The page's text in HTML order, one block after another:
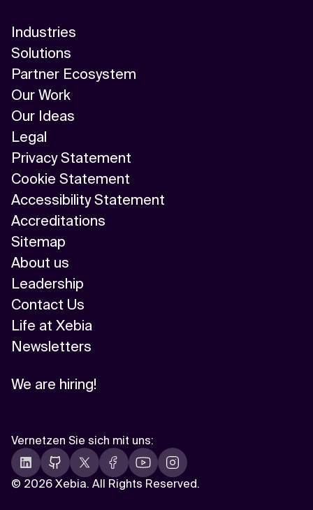
Industries
Solutions
Partner Ecosystem
Our Work
Our Ideas
Legal
Privacy Statement
Cookie Statement
Accessibility Statement
Accreditations
Sitemap
About us
Leadership
Contact Us
Life at Xebia
Newsletters
We are hiring!
© 2026 Xebia. All Rights Reserved.
Vernetzen Sie sich mit uns: